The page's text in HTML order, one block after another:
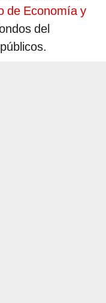
de Economía y
del